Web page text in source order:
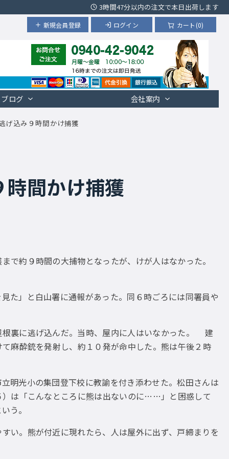
3時間47分以内の注文で本日出荷します
カート(0)
ログイン
新規会員登録
ブログ 会社案内
げ込み９時間かけ捕獲
時間かけ捕獲
で約９時間の大捕物となったが、けが人はなかった。
た」と白山署に通報があった。同６時ごろには同署員や
裏に逃げ込んだ。当時、屋内に人はいなかった。 建
麻酔銃を発射し、約１０発が命中した。熊は午後２時
明光小の集団登下校に教諭を付き添わせた。松田さんは
）は「こんなところに熊は出ないのに……」と困惑して
う。
い。熊が付近に現れたら、人は屋外に出ず、戸締まりを